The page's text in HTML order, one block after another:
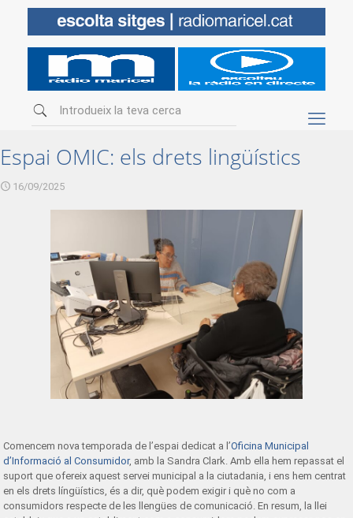
Espai OMIC: els drets lingüístics
16/09/2025
Comencem nova temporada de l’espai dedicat a l’Oficina Municipal
d’Informació al Consumidor, amb la Sandra Clark. Amb ella hem repassat el
suport que ofereix aquest servei municipal a la ciutadania, i ens hem centrat
en els drets língüístics, és a dir, què podem exigir i què no com a
consumidors respecte de les llengües de comunicació. En resum, la llei